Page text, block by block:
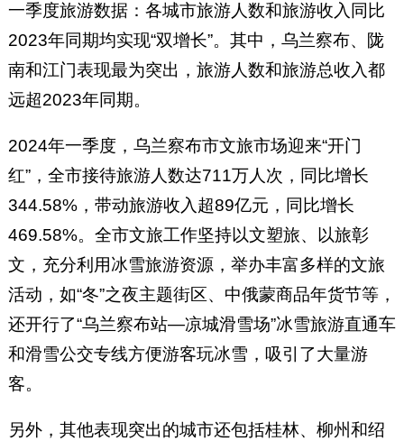
一季度旅游数据：各城市旅游人数和旅游收入同比
2023年同期均实现“双增长”。其中，乌兰察布、陇
南和江门表现最为突出，旅游人数和旅游总收入都
远超2023年同期。
2024年一季度，乌兰察布市文旅市场迎来“开门
红”，全市接待旅游人数达711万人次，同比增长
344.58%，带动旅游收入超89亿元，同比增长
469.58%。全市文旅工作坚持以文塑旅、以旅彰
文，充分利用冰雪旅游资源，举办丰富多样的文旅
活动，如“冬”之夜主题街区、中俄蒙商品年货节等，
还开行了“乌兰察布站—凉城滑雪场”冰雪旅游直通车
和滑雪公交专线方便游客玩冰雪，吸引了大量游
客。
另外，其他表现突出的城市还包括桂林、柳州和绍